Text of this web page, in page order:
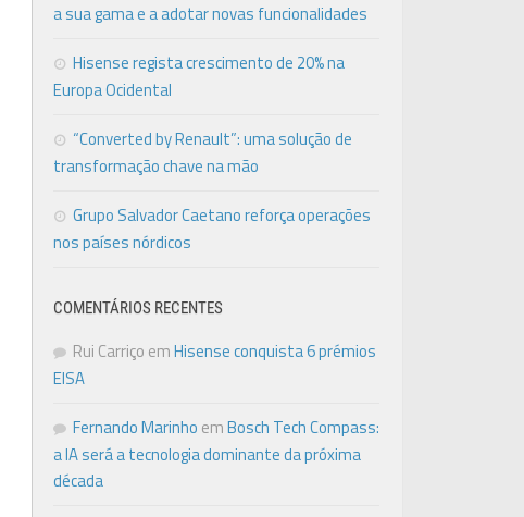
a sua gama e a adotar novas funcionalidades
Hisense regista crescimento de 20% na
Europa Ocidental
“Converted by Renault”: uma solução de
transformação chave na mão
Grupo Salvador Caetano reforça operações
nos países nórdicos
COMENTÁRIOS RECENTES
Rui Carriço emHisense conquista 6 prémios
EISA
Fernando Marinho emBosch Tech Compass:
a IA será a tecnologia dominante da próxima
década